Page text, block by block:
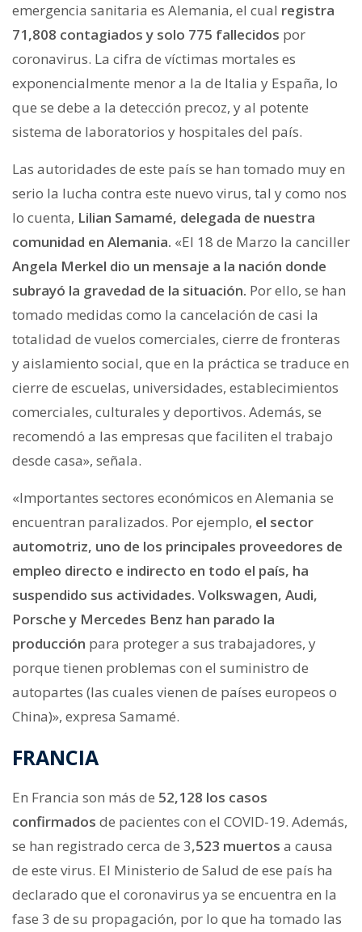
emergencia sanitaria es Alemania, el cual registra
71,808 contagiados y solo 775 fallecidos por
coronavirus. La cifra de víctimas mortales es
exponencialmente menor a la de Italia y España, lo
que se debe a la detección precoz, y al potente
sistema de laboratorios y hospitales del país.
Las autoridades de este país se han tomado muy en
serio la lucha contra este nuevo virus, tal y como nos
lo cuenta, Lilian Samamé, delegada de nuestra
comunidad en Alemania. «El 18 de Marzo la canciller
Angela Merkel dio un mensaje a la nación donde
subrayó la gravedad de la situación. Por ello, se han
tomado medidas como la cancelación de casi la
totalidad de vuelos comerciales, cierre de fronteras
y aislamiento social, que en la práctica se traduce en
cierre de escuelas, universidades, establecimientos
comerciales, culturales y deportivos. Además, se
recomendó a las empresas que faciliten el trabajo
desde casa», señala.
«Importantes sectores económicos en Alemania se
encuentran paralizados. Por ejemplo, el sector
automotriz, uno de los principales proveedores de
empleo directo e indirecto en todo el país, ha
suspendido sus actividades. Volkswagen, Audi,
Porsche y Mercedes Benz han parado la
producción para proteger a sus trabajadores, y
porque tienen problemas con el suministro de
autopartes (las cuales vienen de países europeos o
China)», expresa Samamé.
FRANCIA
En Francia son más de 52,128 los casos
confirmados de pacientes con el COVID-19. Además,
se han registrado cerca de 3,523 muertos a causa
de este virus. El Ministerio de Salud de ese país ha
declarado que el coronavirus ya se encuentra en la
fase 3 de su propagación, por lo que ha tomado las